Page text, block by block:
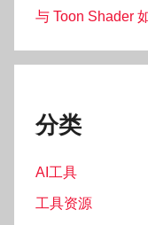
与 Toon Shader
分类
AI工具
工具资源